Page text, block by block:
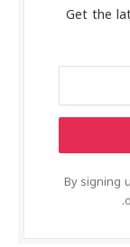
Get the
By signing